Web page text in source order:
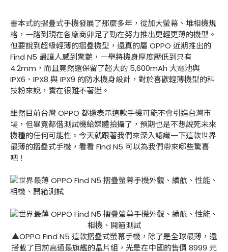
書本式的摺疊式手機發展了那麼多年，從加大螢幕、堆相機規
格，一路到現在各廠商卯足了勁在努力推出更輕更薄的機型。
但要說到超級輕薄的摺疊機型，還真的屬 OPPO 近期推出的
Find N5 最讓人感到驚艷，一舉將機身厚度壓低到只有
4.2mm，而且竟然還保留了超大的 5,600mAh 大電池與
IPX6、IPX8 與 IPX9 的防水機身設計，對於喜歡輕薄機型的科
技粉來說，實在很難不著迷。
雖然目前台灣 OPPO 都還表示這款手機可能不會引進台灣市
場，但畢竟都借測試機給媒體拍攝了，預期也是不想說死未來
機種的任何可能性。今天就跟著我們來深入認識一下這款世界
最薄的摺疊式手機，看看 Find N5 可以為我們帶來哪些驚喜
吧！
▲OPPO Find N5 這款摺疊式螢幕手機，除了是全球最薄，還
搭載了目前高通最旗艦的晶片組，光是在中國的售價 8999 元